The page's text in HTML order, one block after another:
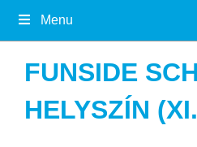
Menu
FUNSIDE
HELYSZÍN